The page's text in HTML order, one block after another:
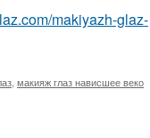
makiyazh-glaz-
макияж глаз нависшее веко